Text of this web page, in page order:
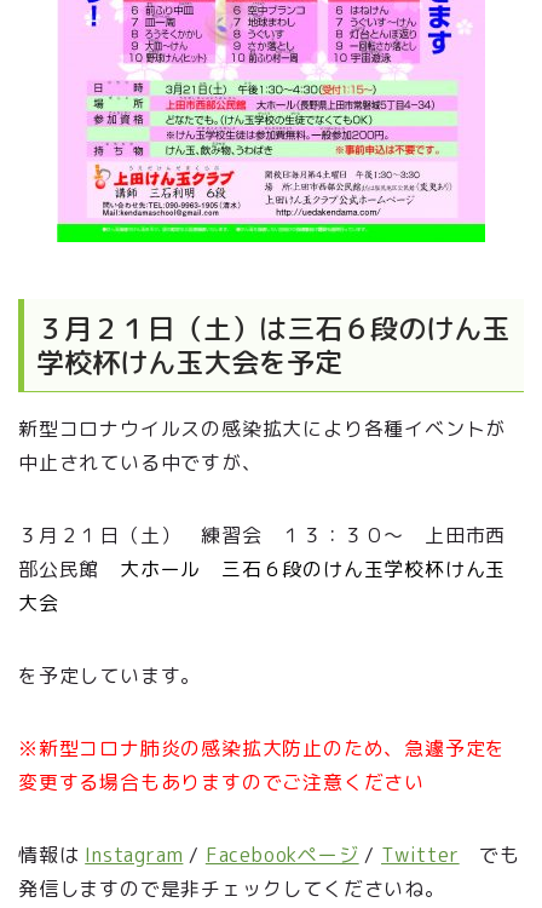
３月２１日（土）は三石６段のけん玉
学校杯けん玉大会を予定
新型コロナウイルスの感染拡大により各種イベントが
中止されている中ですが、
３月２１日（土） 練習会 １３：３０～ 上田市西
部公民館 大ホール 三石６段のけん玉学校杯けん玉
大会
を予定しています。
※新型コロナ肺炎の感染拡大防止のため、急遽予定を
変更する場合もありますのでご注意ください
情報は Instagram / Facebookページ / Twitter でも
発信しますので是非チェックしてくださいね。